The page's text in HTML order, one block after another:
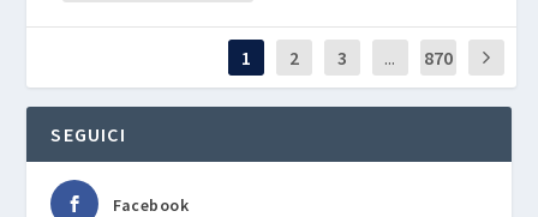
1 2 3 ... 870
SEGUICI
Facebook